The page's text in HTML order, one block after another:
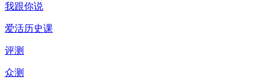
我跟你说
爱活历史课
评测
众测